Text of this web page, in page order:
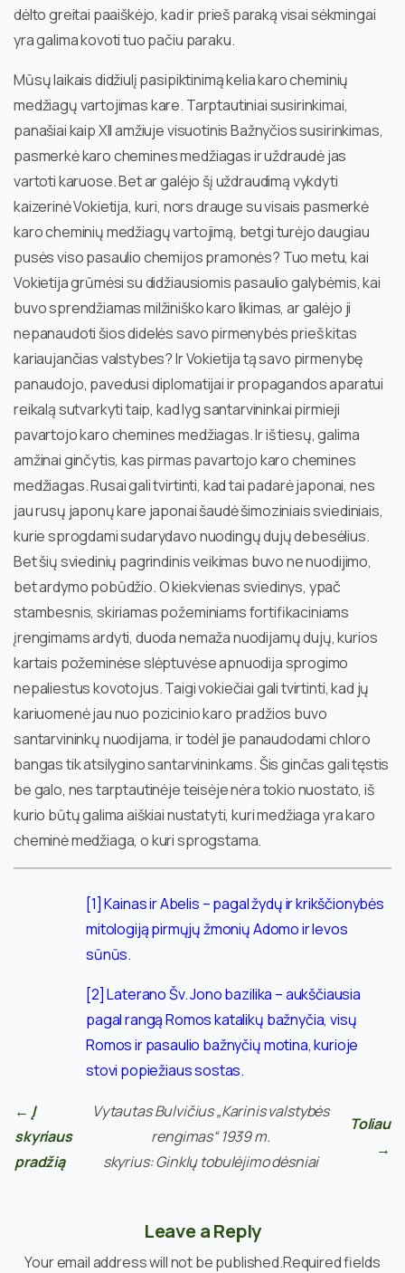
dėlto greitai paaiškėjo, kad ir prieš paraką visai sėkmingai
yra galima kovoti tuo pačiu paraku.
Mūsų laikais didžiulį pasipiktinimą kelia karo cheminių
medžiagų vartojimas kare. Tarptautiniai susirinkimai,
panašiai kaip XII amžiuje visuotinis Bažnyčios susirinkimas,
pasmerkė karo chemines medžiagas ir uždraudė jas
vartoti karuose. Bet ar galėjo šį uždraudimą vykdyti
kaizerinė Vokietija, kuri, nors drauge su visais pasmerkė
karo cheminių medžiagų vartojimą, betgi turėjo daugiau
pusės viso pasaulio chemijos pramonės? Tuo metu, kai
Vokietija grūmėsi su didžiausiomis pasaulio galybėmis, kai
buvo sprendžiamas milžiniško karo likimas, ar galėjo ji
nepanaudoti šios didelės savo pirmenybės prieš kitas
kariaujančias valstybes? Ir Vokietija tą savo pirmenybę
panaudojo, pavedusi diplomatijai ir propagandos aparatui
reikalą sutvarkyti taip, kad lyg santarvininkai pirmieji
pavartojo karo chemines medžiagas. Ir iš tiesų, galima
amžinai ginčytis, kas pirmas pavartojo karo chemines
medžiagas. Rusai gali tvirtinti, kad tai padarė japonai, nes
jau rusų japonų kare japonai šaudė šimoziniais sviediniais,
kurie sprogdami sudarydavo nuodingų dujų debesėlius.
Bet šių sviedinių pagrindinis veikimas buvo ne nuodijimo,
bet ardymo pobūdžio. O kiekvienas sviedinys, ypač
stambesnis, skiriamas požeminiams fortifikaciniams
įrengimams ardyti, duoda nemaža nuodijamų dujų, kurios
kartais požeminėse slėptuvėse apnuodija sprogimo
nepaliestus kovotojus. Taigi vokiečiai gali tvirtinti, kad jų
kariuomenė jau nuo pozicinio karo pradžios buvo
santarvininkų nuodijama, ir todėl jie panaudodami chloro
bangas tik atsilygino santarvininkams. Šis ginčas gali tęstis
be galo, nes tarptautinėje teisėje nėra tokio nuostato, iš
kurio būtų galima aiškiai nustatyti, kuri medžiaga yra karo
cheminė medžiaga, o kuri sprogstama.
[1] Kainas ir Abelis – pagal žydų ir krikščionybės
mitologiją pirmųjų žmonių Adomo ir Ievos
sūnūs.
[2] Laterano Šv. Jono bazilika – aukščiausia
pagal rangą Romos katalikų bažnyčia, visų
Romos ir pasaulio bažnyčių motina, kurioje
stovi popiežiaus sostas.
← Į
skyriaus
pradžią
Vytautas Bulvičius „Karinis valstybės
rengimas“ 1939 m.
skyrius: Ginklų tobulėjimo dėsniai
Toliau
→
Leave a Reply
Your email address will not be published.Required fields